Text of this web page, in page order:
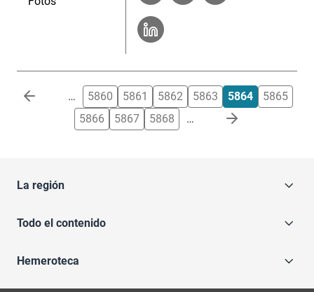
Paginación … 5860 5861 5862 5863 5864
5865
5866
5867 5868 …
La región
Todo el contenido
Hemeroteca